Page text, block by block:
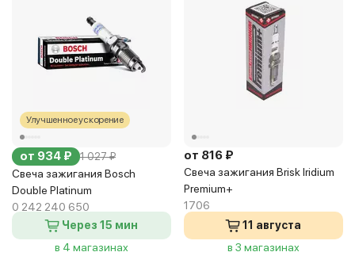
Улучшенное ускорение
от 934 ₽ 1 027 ₽
Свеча зажигания Bosch
Double Platinum
0 242 240 650
Через 15 мин
в 4 магазинах
от 816 ₽
Свеча зажигания Brisk Iridium
Premium+
1706
11 августа
в 3 магазинах